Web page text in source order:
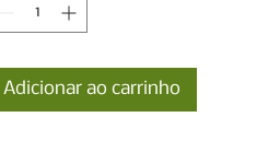
Adicionar ao carrinho